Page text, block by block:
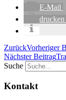
E-Mail
drucken
ZurückVorheriger
Nächster Beitrag
Suche
Kontakt